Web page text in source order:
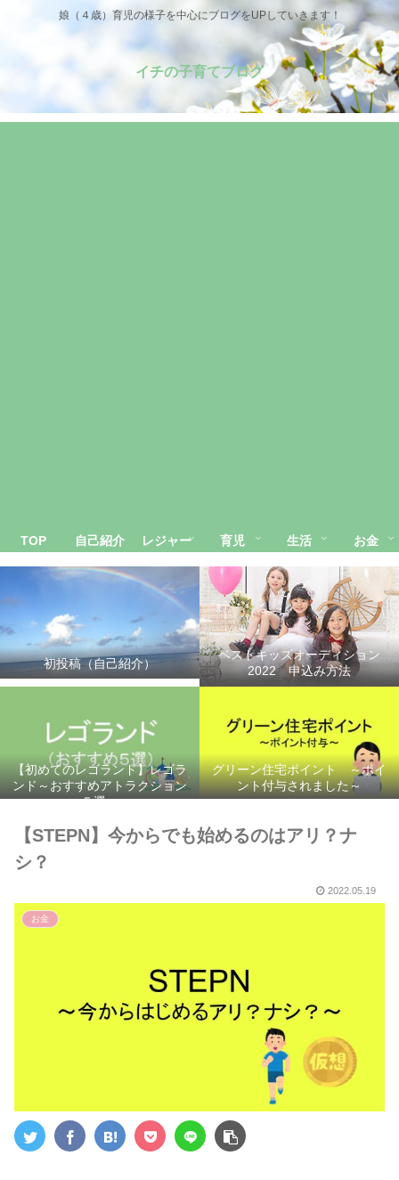
娘（４歳）育児の様子を中心にブログをUPしていきます！
イチの子育てブログ
TOP 自己紹介 レジャー 育児 生活 お金
初投稿（自己紹介）
ベストキッズオーディション
2022 申込み方法
【初めてのレゴランド】レゴラ
ンド～おすすめアトラクション
５選～
グリーン住宅ポイント ～ポイ
ント付与されました～
【STEPN】今からでも始めるのはアリ？ナ
シ？
2022.05.19
お金